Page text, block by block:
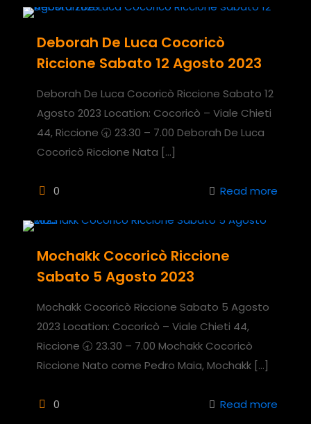
Deborah De Luca Cocoricò
Riccione Sabato 12 Agosto 2023
Deborah De Luca Cocoricò Riccione Sabato 12
Agosto 2023 Location: Cocoricò – Viale Chieti
44, Riccione 🕣 23.30 – 7.00 Deborah De Luca
Cocoricò Riccione Nata […]
0 Read more
Mochakk Cocoricò Riccione
Sabato 5 Agosto 2023
Mochakk Cocoricò Riccione Sabato 5 Agosto
2023 Location: Cocoricò – Viale Chieti 44,
Riccione 🕣 23.30 – 7.00 Mochakk Cocoricò
Riccione Nato come Pedro Maia, Mochakk […]
0 Read more